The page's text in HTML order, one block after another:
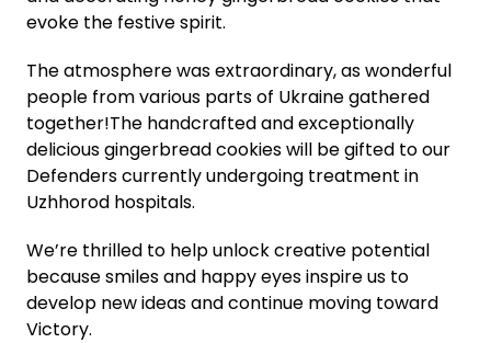
evoke the festive spirit.
The atmosphere was extraordinary, as wonderful
people from various parts of Ukraine gathered
together!The handcrafted and exceptionally
delicious gingerbread cookies will be gifted to our
Defenders currently undergoing treatment in
Uzhhorod hospitals.
We’re thrilled to help unlock creative potential
because smiles and happy eyes inspire us to
develop new ideas and continue moving toward
Victory.